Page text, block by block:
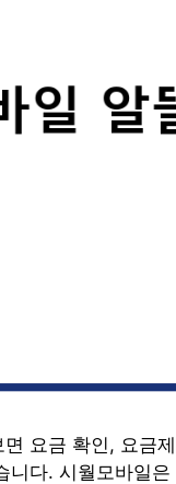
요금 확인, 요금
니다. 시월모바일